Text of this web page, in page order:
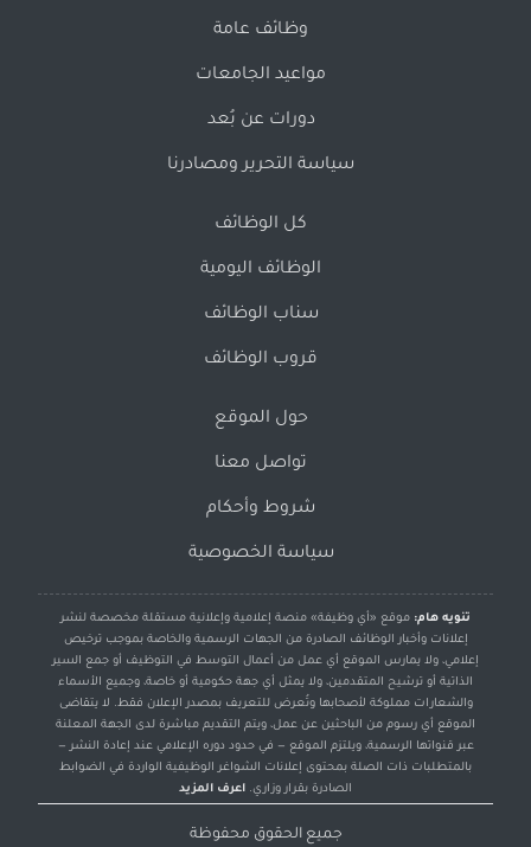
وظائف عامة
مواعيد الجامعات
دورات عن بُعد
سياسة التحرير ومصادرنا
كل الوظائف
الوظائف اليومية
سناب الوظائف
قروب الوظائف
حول الموقع
تواصل معنا
شروط وأحكام
سياسة الخصوصية
تنويه هام: موقع «أي وظيفة» منصة إعلامية وإعلانية مستقلة مخصصة لنشر
إعلانات وأخبار الوظائف الصادرة من الجهات الرسمية والخاصة بموجب ترخيص
إعلامي، ولا يمارس الموقع أي عمل من أعمال التوسط في التوظيف أو جمع السير
الذاتية أو ترشيح المتقدمين، ولا يمثل أي جهة حكومية أو خاصة، وجميع الأسماء
والشعارات مملوكة لأصحابها وتُعرض للتعريف بمصدر الإعلان فقط. لا يتقاضى
الموقع أي رسوم من الباحثين عن عمل، ويتم التقديم مباشرة لدى الجهة المعلنة
عبر قنواتها الرسمية، ويلتزم الموقع — في حدود دوره الإعلامي عند إعادة النشر —
بالمتطلبات ذات الصلة بمحتوى إعلانات الشواغر الوظيفية الواردة في الضوابط
الصادرة بقرار وزاري. اعرف المزيد
جميع الحقوق محفوظة